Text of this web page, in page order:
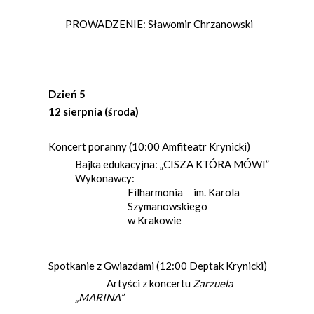
PROWADZENIE: Sławomir Chrzanowski
Dzień 5
12 sierpnia (środa)
Koncert poranny (10:00 Amfiteatr Krynicki)
Bajka edukacyjna: „CISZA KTÓRA MÓWI”
Wykonawcy:
Filharmonia im. Karola
Szymanowskiego
w Krakowie
Spotkanie z Gwiazdami (12:00 Deptak Krynicki)
Artyści z koncertu Zarzuela
„MARINA”